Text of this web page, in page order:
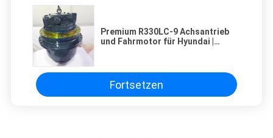
Premium R330LC-9 Achsantrieb
und Fahrmotor für Hyundai |
Fortsetzen